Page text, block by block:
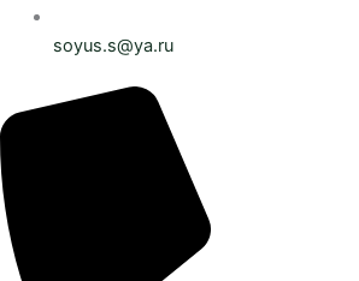
soyus.s@ya.ru